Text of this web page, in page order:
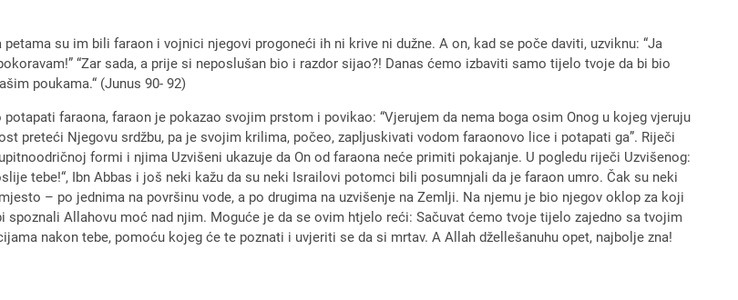
su im bili faraon i vojnici njegovi progoneći ih ni krive ni dužne. A on, kad se poče daviti, uzviknu: “Ja
“Zar sada, a prije si neposlušan bio i razdor sijao?! Danas ćemo izbaviti samo tijelo tvoje da bi bio
poukama.“ (Junus 90- 92)
faraona, faraon je pokazao svojim prstom i povikao: “Vjerujem da nema boga osim Onog u kojeg vjeruju
preteći Njegovu srdžbu, pa je svojim krilima, počeo, zapljuskivati vodom faraonovo lice i potapati ga”. Riječi
formi i njima Uzvišeni ukazuje da On od faraona neće primiti pokajanje. U pogledu riječi Uzvišenog:
tebe!“, Ibn Abbas i još neki kažu da su neki Israilovi potomci bili posumnjali da je faraon umro. Čak su neki
– po jednima na površinu vode, a po drugima na uzvišenje na Zemlji. Na njemu je bio njegov oklop za koji
Allahovu moć nad njim. Moguće je da se ovim htjelo reći: Sačuvat ćemo tvoje tijelo zajedno sa tvojim
nakon tebe, pomoću kojeg će te poznati i uvjeriti se da si mrtav. A Allah džellešanuhu opet, najbolje zna!